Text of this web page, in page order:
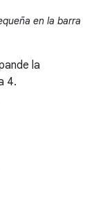
en la barra
la
4.